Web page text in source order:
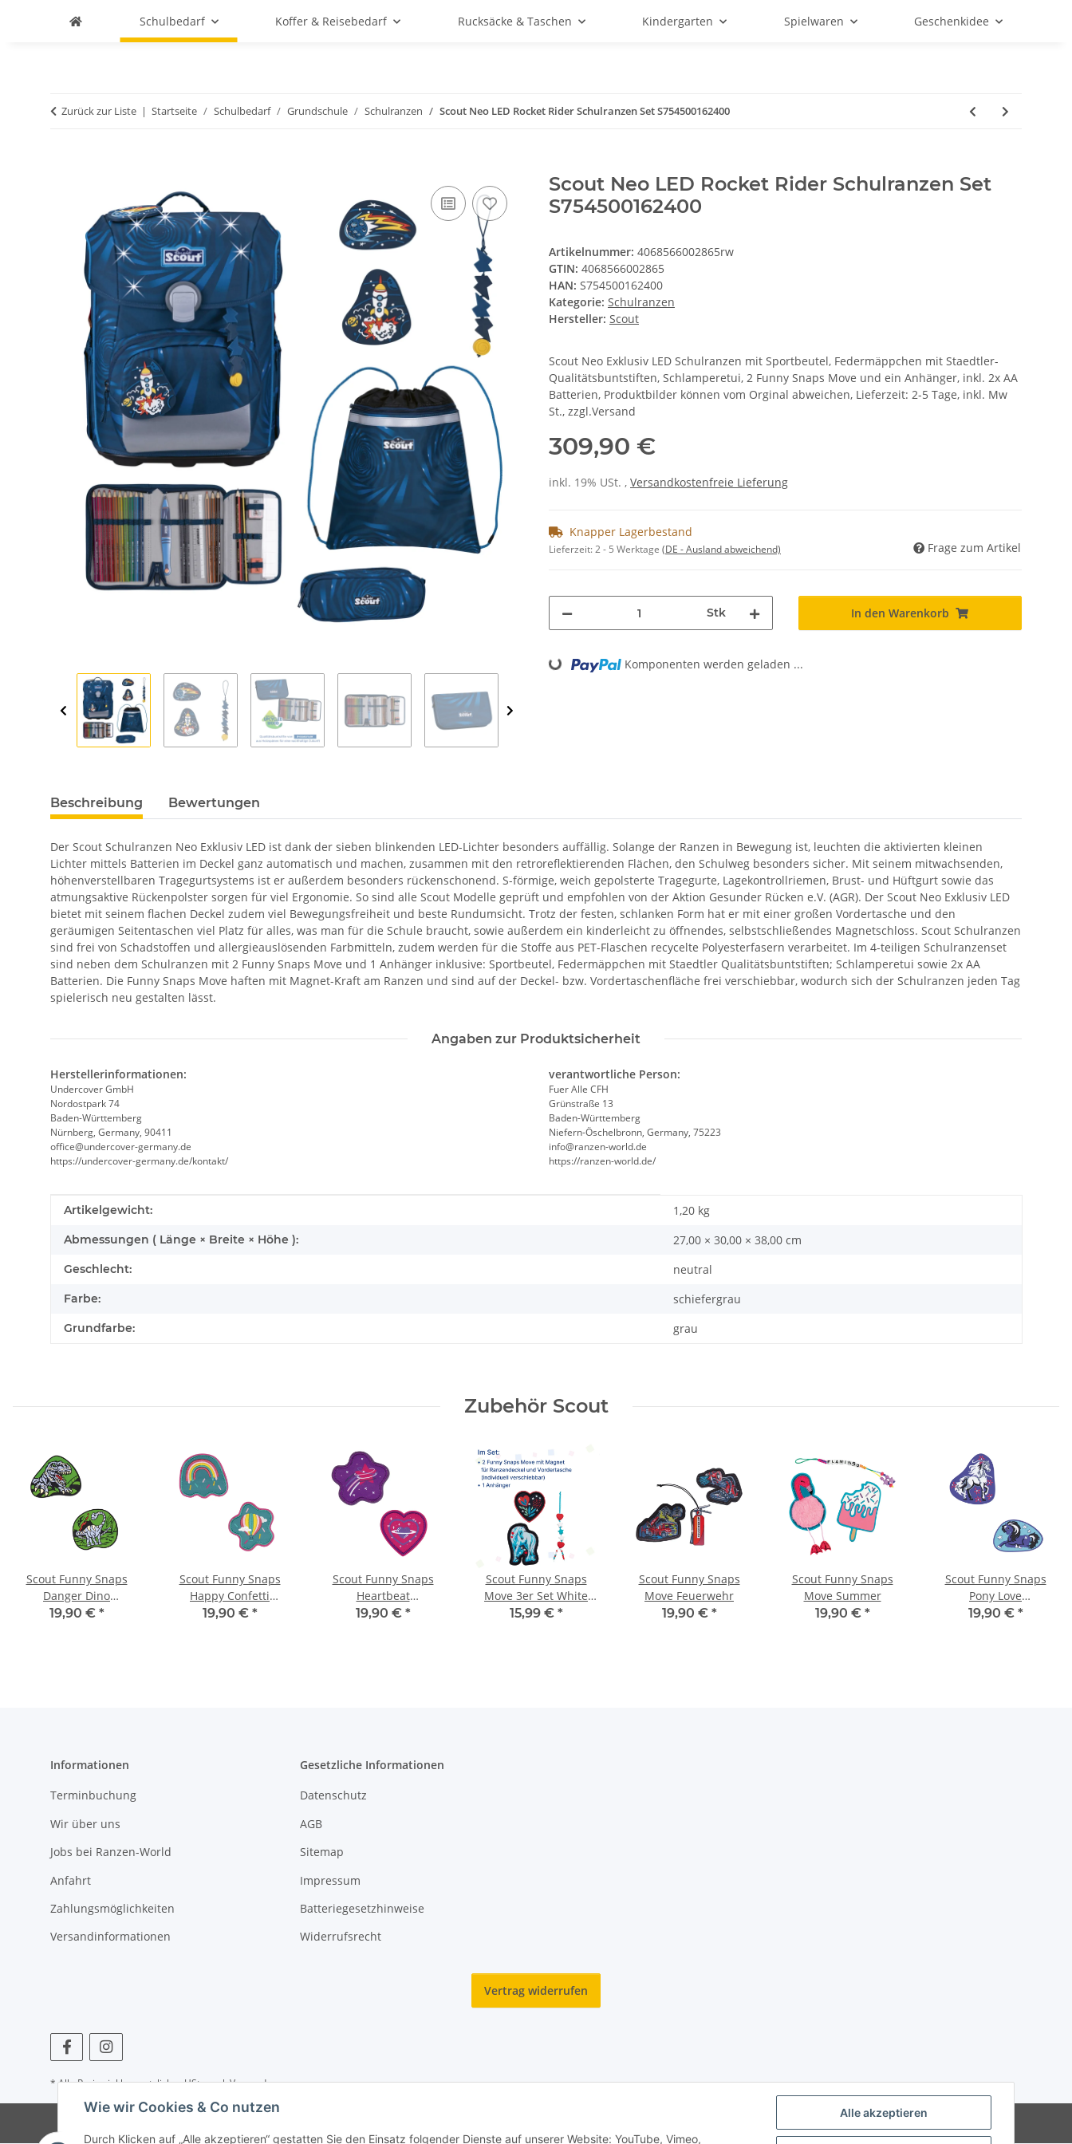
Alle akzeptieren
Wie wir Cookies & Co nutzen
Durch Klicken auf „Alle akzeptieren“ gestatten Sie den Einsatz folgender Dienste auf unserer Website: YouTube, Vimeo,
Schulbedarf Koffer & Reisebedarf Rucksäcke & Taschen Kindergarten Spielwaren Geschenkidee
Zurück zur Liste Startseite Schulbedarf Grundschule Schulranzen Scout Neo LED Rocket Rider Schulranzen Set S754500162400
Scout Neo LED Rocket Rider Schulranzen Set
S754500162400
Artikelnummer: 4068566002865rw
GTIN: 4068566002865
HAN: S754500162400
Kategorie: Schulranzen
Hersteller: Scout
Scout Neo Exklusiv LED Schulranzen mit Sportbeutel, Federmäppchen mit Staedtler-
Qualitätsbuntstiften, Schlamperetui, 2 Funny Snaps Move und ein Anhänger, inkl. 2x AA
Batterien, Produktbilder können vom Orginal abweichen, Lieferzeit: 2-5 Tage, inkl. Mw
St., zzgl.Versand
309,90 €
inkl. 19% USt. , Versandkostenfreie Lieferung
Knapper Lagerbestand
Lieferzeit:2 - 5 Werktage (DE - Ausland abweichend) Frage zum Artikel
Stk In den Warenkorb
Loading... Komponenten werden geladen ...
Beschreibung Bewertungen
Der Scout Schulranzen Neo Exklusiv LED ist dank der sieben blinkenden LED-Lichter besonders auffällig. Solange der Ranzen in Bewegung ist, leuchten die aktivierten kleinen
Lichter mittels Batterien im Deckel ganz automatisch und machen, zusammen mit den retroreflektierenden Flächen, den Schulweg besonders sicher. Mit seinem mitwachsenden,
höhenverstellbaren Tragegurtsystems ist er außerdem besonders rückenschonend. S-förmige, weich gepolsterte Tragegurte, Lagekontrollriemen, Brust- und Hüftgurt sowie das
atmungsaktive Rückenpolster sorgen für viel Ergonomie. So sind alle Scout Modelle geprüft und empfohlen von der Aktion Gesunder Rücken e.V. (AGR). Der Scout Neo Exklusiv LED
bietet mit seinem flachen Deckel zudem viel Bewegungsfreiheit und beste Rundumsicht. Trotz der festen, schlanken Form hat er mit einer großen Vordertasche und den
geräumigen Seitentaschen viel Platz für alles, was man für die Schule braucht, sowie außerdem ein kinderleicht zu öffnendes, selbstschließendes Magnetschloss. Scout Schulranzen
sind frei von Schadstoffen und allergieauslösenden Farbmitteln, zudem werden für die Stoffe aus PET-Flaschen recycelte Polyesterfasern verarbeitet. Im 4-teiligen Schulranzenset
sind neben dem Schulranzen mit 2 Funny Snaps Move und 1 Anhänger inklusive: Sportbeutel, Federmäppchen mit Staedtler Qualitätsbuntstiften; Schlamperetui sowie 2x AA
Batterien. Die Funny Snaps Move haften mit Magnet-Kraft am Ranzen und sind auf der Deckel- bzw. Vordertaschenfläche frei verschiebbar, wodurch sich der Schulranzen jeden Tag
spielerisch neu gestalten lässt.
Angaben zur Produktsicherheit
Herstellerinformationen:
Undercover GmbH
Nordostpark 74
Baden-Württemberg
Nürnberg, Germany, 90411
office@undercover-germany.de
https://undercover-germany.de/kontakt/
verantwortliche Person:
Fuer Alle CFH
Grünstraße 13
Baden-Württemberg
Niefern-Öschelbronn, Germany, 75223
info@ranzen-world.de
https://ranzen-world.de/
Produkteigenschaft
Wert
Artikelgewicht: 1,20 kg
Abmessungen ( Länge × Breite × Höhe ): 27,00 × 30,00 × 38,00 cm
Geschlecht: neutral
Farbe: schiefergrau
Grundfarbe: grau
Zubehör Scout
Scout Funny Snaps
Danger Dino
S763800102700
19,90 € *
Scout Funny Snaps
Happy Confetti
S763800126700
19,90 € *
Scout Funny Snaps
Heartbeat
S763800157500
19,90 € *
Scout Funny Snaps
Move 3er Set White
Unicorn
15,99 € *
Scout Funny Snaps
Move Feuerwehr
19,90 € *
Scout Funny Snaps
Move Summer
19,90 € *
Scout Funny Snaps
Pony Love
S763800141200
19,90 € *
Informationen
Terminbuchung
Wir über uns
Jobs bei Ranzen-World
Anfahrt
Zahlungsmöglichkeiten
Versandinformationen
Gesetzliche Informationen
Datenschutz
AGB
Sitemap
Impressum
Batteriegesetzhinweise
Widerrufsrecht
Vertrag widerrufen
* Alle Preise inkl. gesetzlicher USt., zzgl.Versand